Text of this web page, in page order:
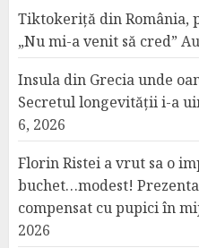
Tiktokeriță din România,
„Nu mi-a venit să cred”
Insula din Grecia unde
Secretul longevității i-a
6, 2026
Florin Ristei a vrut sa o
buchet…modest!
compensat cu pupici în
2026